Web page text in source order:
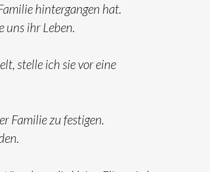
hintergangen hat.
ihr Leben.
stelle ich sie vor eine
Familie zu festigen.